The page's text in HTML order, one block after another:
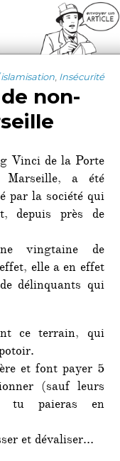
, Insécurité
non-
Vinci de la Porte
a été
par la société qui
depuis près de
vingtaine de
elle a en effet
délinquants qui
ce terrain, qui
et font payer 5
(sauf leurs
tu paieras en
et dévaliser…